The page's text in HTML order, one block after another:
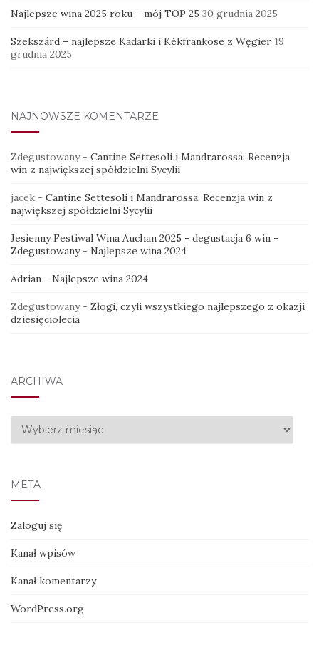
Najlepsze wina 2025 roku – mój TOP 25 30 grudnia 2025
Szekszárd – najlepsze Kadarki i Kékfrankose z Węgier 19
grudnia 2025
NAJNOWSZE KOMENTARZE
Zdegustowany- Cantine Settesoli i Mandrarossa: Recenzja
win z największej spółdzielni Sycylii
jacek - Cantine Settesoli i Mandrarossa: Recenzja win z
największej spółdzielni Sycylii
Jesienny Festiwal Wina Auchan 2025 - degustacja 6 win -
Zdegustowany- Najlepsze wina 2024
Adrian - Najlepsze wina 2024
Zdegustowany- Złogi, czyli wszystkiego najlepszego z okazji
dziesięciolecia
ARCHIWA
Archiwa
META
Zaloguj się
Kanał wpisów
Kanał komentarzy
WordPress.org